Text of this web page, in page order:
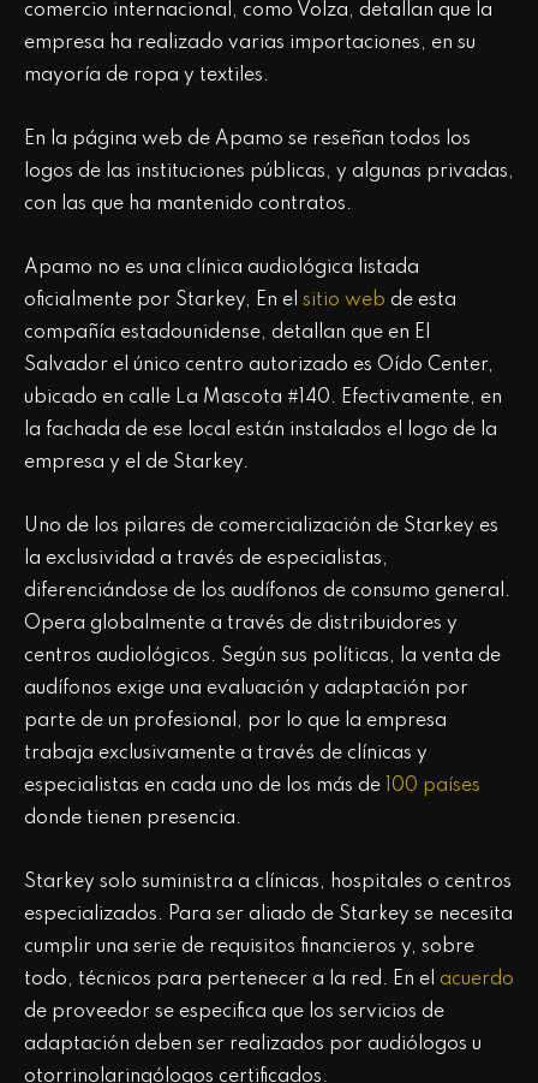
comercio internacional, como Volza, detallan que la
empresa ha realizado varias importaciones, en su
mayoría de ropa y textiles.
En la página web de Apamo se reseñan todos los
logos de las instituciones públicas, y algunas privadas,
con las que ha mantenido contratos.
Apamo no es una clínica audiológica listada
oficialmente por Starkey, En el sitio web de esta
compañía estadounidense, detallan que en El
Salvador el único centro autorizado es Oído Center,
ubicado en calle La Mascota #140. Efectivamente, en
la fachada de ese local están instalados el logo de la
empresa y el de Starkey.
Uno de los pilares de comercialización de Starkey es
la exclusividad a través de especialistas,
diferenciándose de los audífonos de consumo general.
Opera globalmente a través de distribuidores y
centros audiológicos. Según sus políticas, la venta de
audífonos exige una evaluación y adaptación por
parte de un profesional, por lo que la empresa
trabaja exclusivamente a través de clínicas y
especialistas en cada uno de los más de
100 países
donde tienen presencia.
Starkey solo suministra a clínicas, hospitales o centros
especializados. Para ser aliado de Starkey se necesita
cumplir una serie de requisitos financieros y, sobre
todo, técnicos para pertenecer a la red. En el acuerdo
de proveedor se especifica que los servicios de
adaptación deben ser realizados por audiólogos u
otorrinolaringólogos certificados.